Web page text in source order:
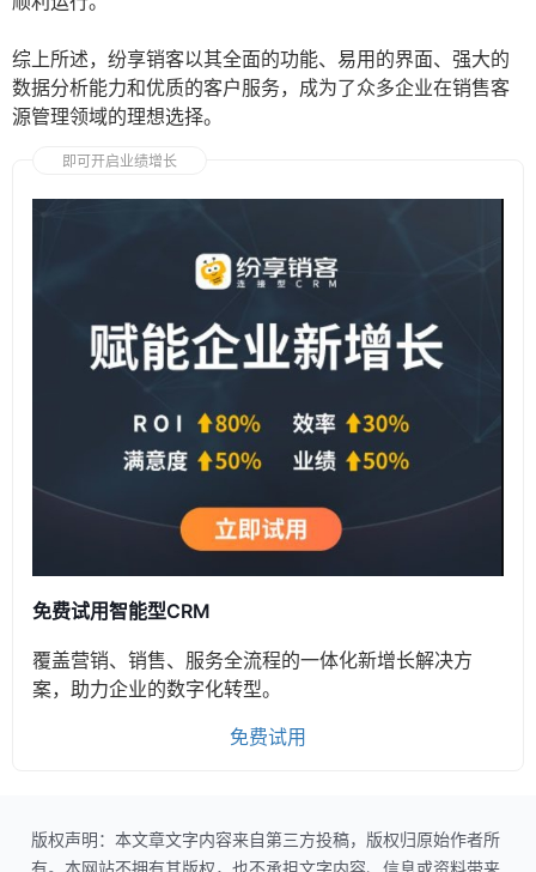
综上所述，纷享销客以其全面的功能、易用的界面、强大的
数据分析能力和优质的客户服务，成为了众多企业在销售客
源管理领域的理想选择。
即可开启业绩增长
免费试用智能型CRM
覆盖营销、销售、服务全流程的一体化新增长解决方
案，助力企业的数字化转型。
免费试用
版权声明：本文章文字内容来自第三方投稿，版权归原始作者所